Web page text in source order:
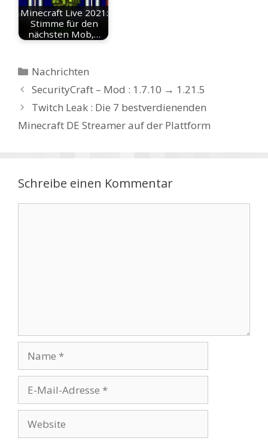
Minecraft Live 2021:
Stimme für den
nächsten Mob,…
Kategorien
Nachrichten
SecurityCraft – Mod : 1.7.10 → 1.21.5
Twitch Leak : Die 7 bestverdienenden
Minecraft DE Streamer auf der Plattform
Schreibe einen Kommentar
Mail-
Adresse